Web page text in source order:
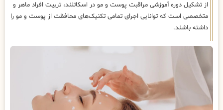
از تشکیل دوره آموزشی مراقبت پوست و مو در اسکاتلند، تربیت افراد ماهر و
متخصصی است که توانایی اجرای تمامی تکنیک‌های محافظت از پوست و مو را
داشته باشند.